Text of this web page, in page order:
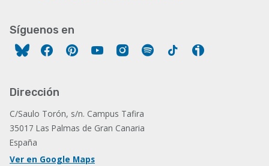
Síguenos en
FacebookPinterestYouTubeInstagram
Spotify Tiktok
Dirección
C/Saulo Torón, s/n. Campus Tafira
35017 Las Palmas de Gran Canaria
España
Ver en Google Maps